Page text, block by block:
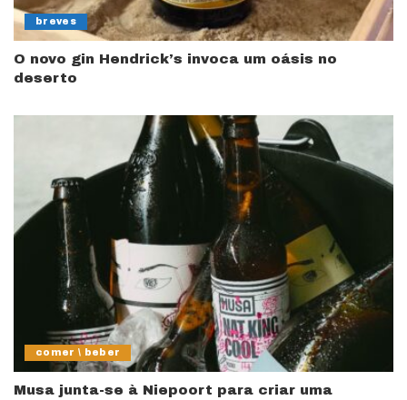
breves
O novo gin Hendrick’s invoca um oásis no
deserto
comer \ beber
Musa junta-se à Niepoort para criar uma